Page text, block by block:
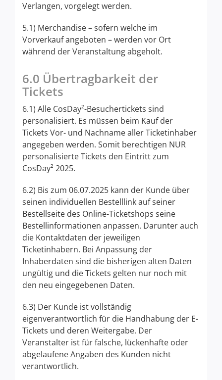
Verlangen, vorgelegt werden.
5.1) Merchandise – sofern welche im
Vorverkauf angeboten – werden vor Ort
während der Veranstaltung abgeholt.
6.0 Übertragbarkeit der
Tickets
6.1) Alle CosDay²-Besuchertickets sind
personalisiert. Es müssen beim Kauf der
Tickets Vor- und Nachname aller Ticketinhaber
angegeben werden. Somit berechtigen NUR
personalisierte Tickets den Eintritt zum
CosDay² 2025.
6.2) Bis zum 06.07.2025 kann der Kunde über
seinen individuellen Bestelllink auf seiner
Bestellseite des Online-Ticketshops seine
Bestellinformationen anpassen. Darunter auch
die Kontaktdaten der jeweiligen
Ticketinhabern. Bei Anpassung der
Inhaberdaten sind die bisherigen alten Daten
ungültig und die Tickets gelten nur noch mit
den neu eingegebenen Daten.
6.3) Der Kunde ist vollständig
eigenverantwortlich für die Handhabung der E-
Tickets und deren Weitergabe. Der
Veranstalter ist für falsche, lückenhafte oder
abgelaufene Angaben des Kunden nicht
verantwortlich.